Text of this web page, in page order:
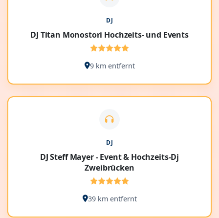
DJ
DJ Titan Monostori Hochzeits- und Events
9 km entfernt
DJ
DJ Steff Mayer - Event & Hochzeits-Dj
Zweibrücken
39 km entfernt